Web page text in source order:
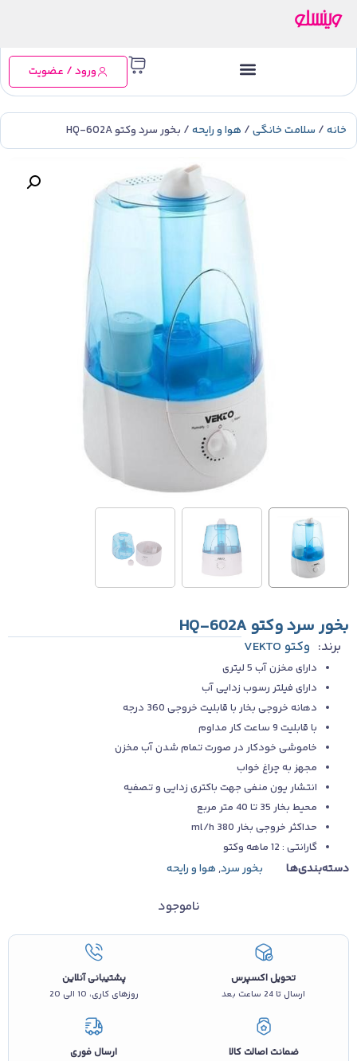
ورود / عضویت
خانه/ سلامت خانگی/ هوا و رایحه/ بخور سرد وکتو HQ-602A
بخور سرد وکتو HQ-602A
برند: وکتو VEKTO
دارای مخزن آب 5 لیتری
دارای فیلتر رسوب زدایی آب
د‌هانه خروجی بخار با قابلیت خروجی 360 د‌رجه
با قابلیت 9 ساعت کار مداوم
خاموشی خودکار در صورت تمام شدن آب مخزن
مجهز به چراغ خواب
انتشار یون منفی جهت باکتری زدایی و تصفیه
محیط بخار 35 تا 40 متر مربع
حداکثر خروجی بخار 380 ml/h
گارانتی : 12 ماهه وکتو
دسته‌بندی‌ها بخور سرد,هوا و رایحه
تحویل اکسپرس
ارسال تا 24 ساعت بعد
پشتیبانی آنلاین
روزهای کاری، 10 الی 20
ضمانت اصالت کالا ارسال فوری
ناموجود